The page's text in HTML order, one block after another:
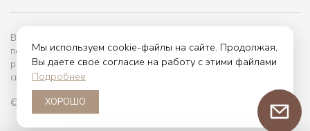
Вы принимаете условия политики в отношении обработки
персональных данных и пользовательского соглашения каждый
раз, когда оставляете свои данные в любой форме обратной
связи на сайте etiket.online
© 2017 — 2026. etiket.online
Мы используем cookie-файлы на сайте. Продолжая,
Вы даете свое согласие на работу с этими файлами
Подробнее
ХОРОШО